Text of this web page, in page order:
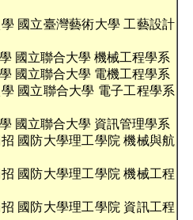
國立臺灣藝術大學 工藝設計
國立聯合大學 機械工程學系
國立聯合大學 電機工程學系
國立聯合大學 電子工程學系
國立聯合大學 資訊管理學系
國防大學理工學院 機械與航
國防大學理工學院 機械工程
國防大學理工學院 資訊工程